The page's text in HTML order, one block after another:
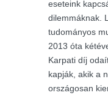
eseteink
dilemmáknak.
tudományos
2013 óta
Karpati díj
kapják, akik a
országosan